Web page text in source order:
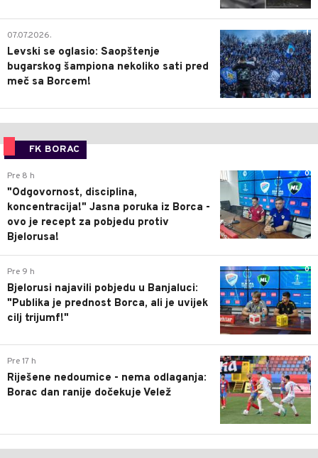
1
07.07.2026.
Levski se oglasio: Saopštenje
bugarskog šampiona nekoliko sati pred
meč sa Borcem!
FK BORAC
0
Pre 8 h
"Odgovornost, disciplina,
koncentracija!" Jasna poruka iz Borca -
ovo je recept za pobjedu protiv
Bjelorusa!
0
Pre 9 h
Bjelorusi najavili pobjedu u Banjaluci:
"Publika je prednost Borca, ali je uvijek
cilj trijumf!"
0
Pre 17 h
Riješene nedoumice - nema odlaganja:
Borac dan ranije dočekuje Velež